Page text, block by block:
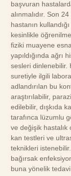
başvuran
alınmalıdır. Son 24
hastanın
kesinlikle
fiziki muayene
yapıldığında ağrı
sesleri dinlenebilir.
suretiyle ilgili
adlandırılan bu
araştırılabilir,
edilebilir, dışkıda
tarafınca lüzumlu
ve değişik hastalık
kan testleri ve
teknikleri
bağırsak
buna yönelik tedavi